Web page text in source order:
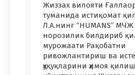
Жиззах вилояти
туманида истиқомат
Л.А.нинг “HUMANS”
норозилик билдириб
мурожаати Рақобатни
ривожлантириш ва
ҳуқуқларини ҳимоя қилиш